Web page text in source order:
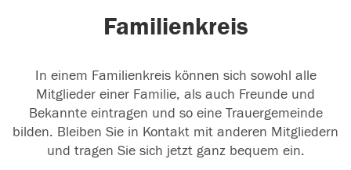
Familienkreis
In einem Familienkreis können sich sowohl alle
Mitglieder einer Familie, als auch Freunde und
Bekannte eintragen und so eine Trauergemeinde
bilden. Bleiben Sie in Kontakt mit anderen Mitgliedern
und tragen Sie sich jetzt ganz bequem ein.